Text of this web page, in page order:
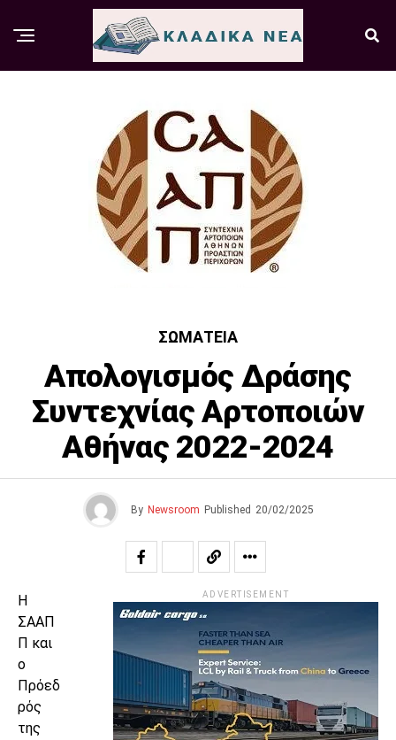
ΣΩΜΑΤΕΊΑ
Απολογισμός Δράσης
Συντεχνίας Αρτοποιών
Αθήνας 2022-2024
By Newsroom Published 20/02/2025
Η
ΣΑΑΠ
Π και
ο
Πρόεδ
ρός
της
ADVERTISEMENT